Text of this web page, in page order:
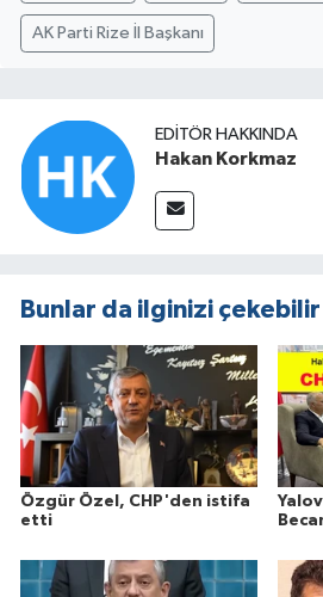
AK Parti Rize İl Başkanı
EDITÖR HAKKINDA
Hakan Korkmaz
Bunlar da ilginizi çekebilir
Özgür Özel, CHP'den istifa
etti